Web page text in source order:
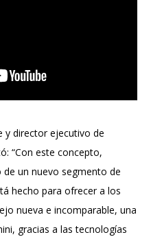
y director ejecutivo de
“Con este concepto,
un nuevo segmento de
hecho para ofrecer a los
nueva e incomparable, una
gracias a las tecnologías